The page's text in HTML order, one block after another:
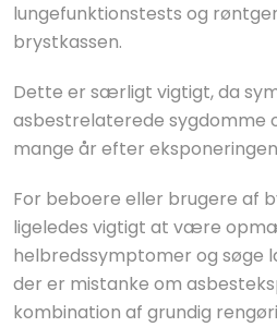
lungefunktionstests og
brystkassen.
Dette er særligt vigtigt, da
asbestrelaterede sygdomme
mange år efter
For beboere eller brugere af
ligeledes vigtigt at være
helbredssymptomer og søge
der er mistanke om
kombination af grundig